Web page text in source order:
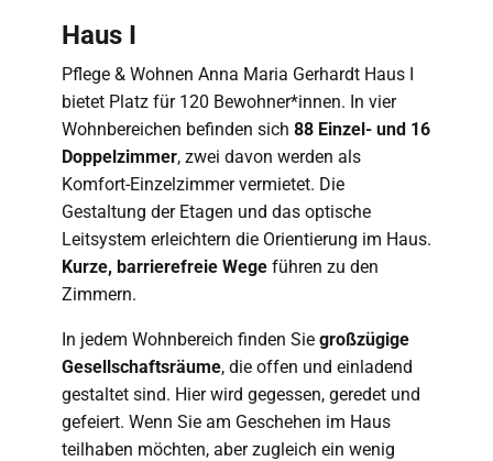
Haus I
Pflege & Wohnen Anna Maria Gerhardt Haus I
bietet Platz für 120 Bewohner*innen. In vier
Wohnbereichen befinden sich 88 Einzel- und 16
Doppelzimmer, zwei davon werden als
Komfort-Einzelzimmer vermietet. Die
Gestaltung der Etagen und das optische
Leitsystem erleichtern die Orientierung im Haus.
Kurze, barrierefreie Wege führen zu den
Zimmern.
In jedem Wohnbereich finden Sie großzügige
Gesellschaftsräume, die offen und einladend
gestaltet sind. Hier wird gegessen, geredet und
gefeiert. Wenn Sie am Geschehen im Haus
teilhaben möchten, aber zugleich ein wenig